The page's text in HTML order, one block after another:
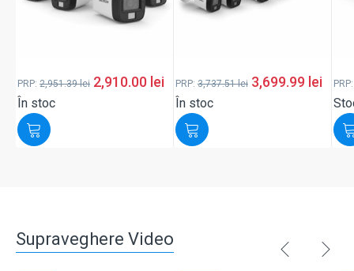
PRP: 2,951.39lei 2,910.00 lei
În stoc
PRP: 3,737.51lei 3,699.99 lei
În stoc
Supraveghere Video